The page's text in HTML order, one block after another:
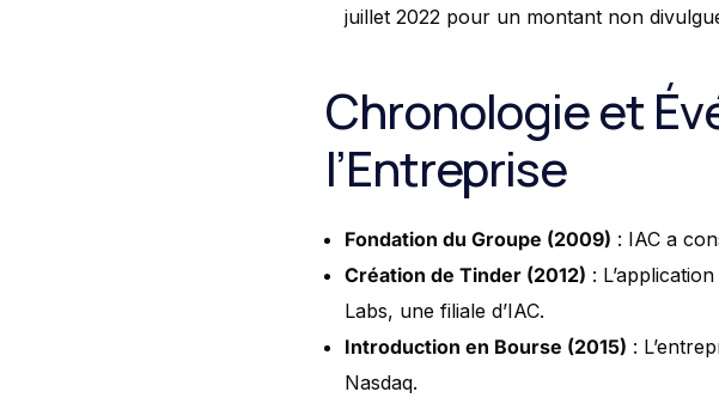
juillet 2022 pour un montant non
Chronologie et
l’Entreprise
Fondation du Groupe (2009) : IAC a
Création de Tinder (2012) :
Labs, une filiale d’IAC.
Introduction en Bourse (2015) :
Nasdaq.